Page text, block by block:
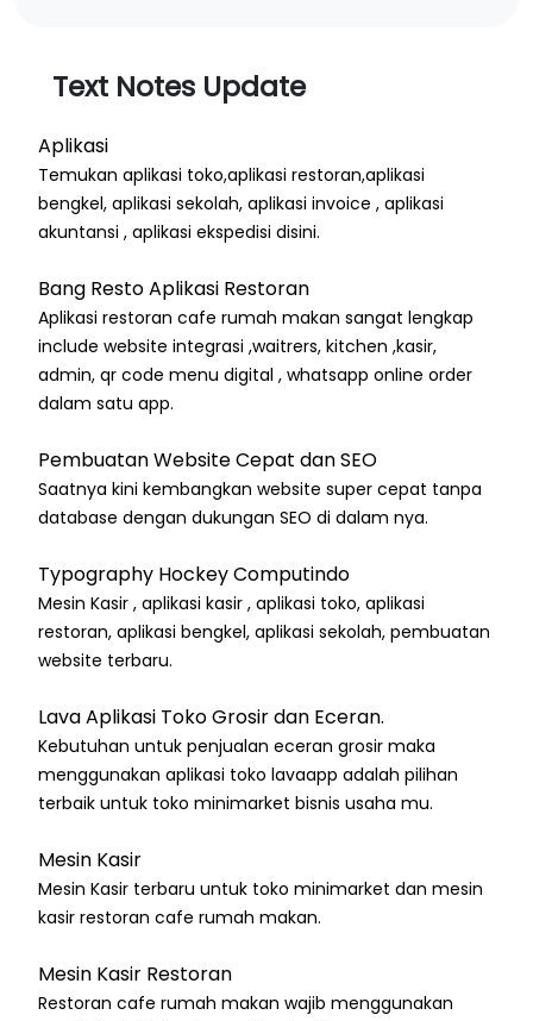
Text Notes Update
Aplikasi
Temukan aplikasi toko,aplikasi restoran,aplikasi
bengkel, aplikasi sekolah, aplikasi invoice , aplikasi
akuntansi , aplikasi ekspedisi disini.
Bang Resto Aplikasi Restoran
Aplikasi restoran cafe rumah makan sangat lengkap
include website integrasi ,waitrers, kitchen ,kasir,
admin, qr code menu digital , whatsapp online order
dalam satu app.
Pembuatan Website Cepat dan SEO
Saatnya kini kembangkan website super cepat tanpa
database dengan dukungan SEO di dalam nya.
Typography Hockey Computindo
Mesin Kasir , aplikasi kasir , aplikasi toko, aplikasi
restoran, aplikasi bengkel, aplikasi sekolah, pembuatan
website terbaru.
Lava Aplikasi Toko Grosir dan Eceran.
Kebutuhan untuk penjualan eceran grosir maka
menggunakan aplikasi toko lavaapp adalah pilihan
terbaik untuk toko minimarket bisnis usaha mu.
Mesin Kasir
Mesin Kasir terbaru untuk toko minimarket dan mesin
kasir restoran cafe rumah makan.
Mesin Kasir Restoran
Restoran cafe rumah makan wajib menggunakan